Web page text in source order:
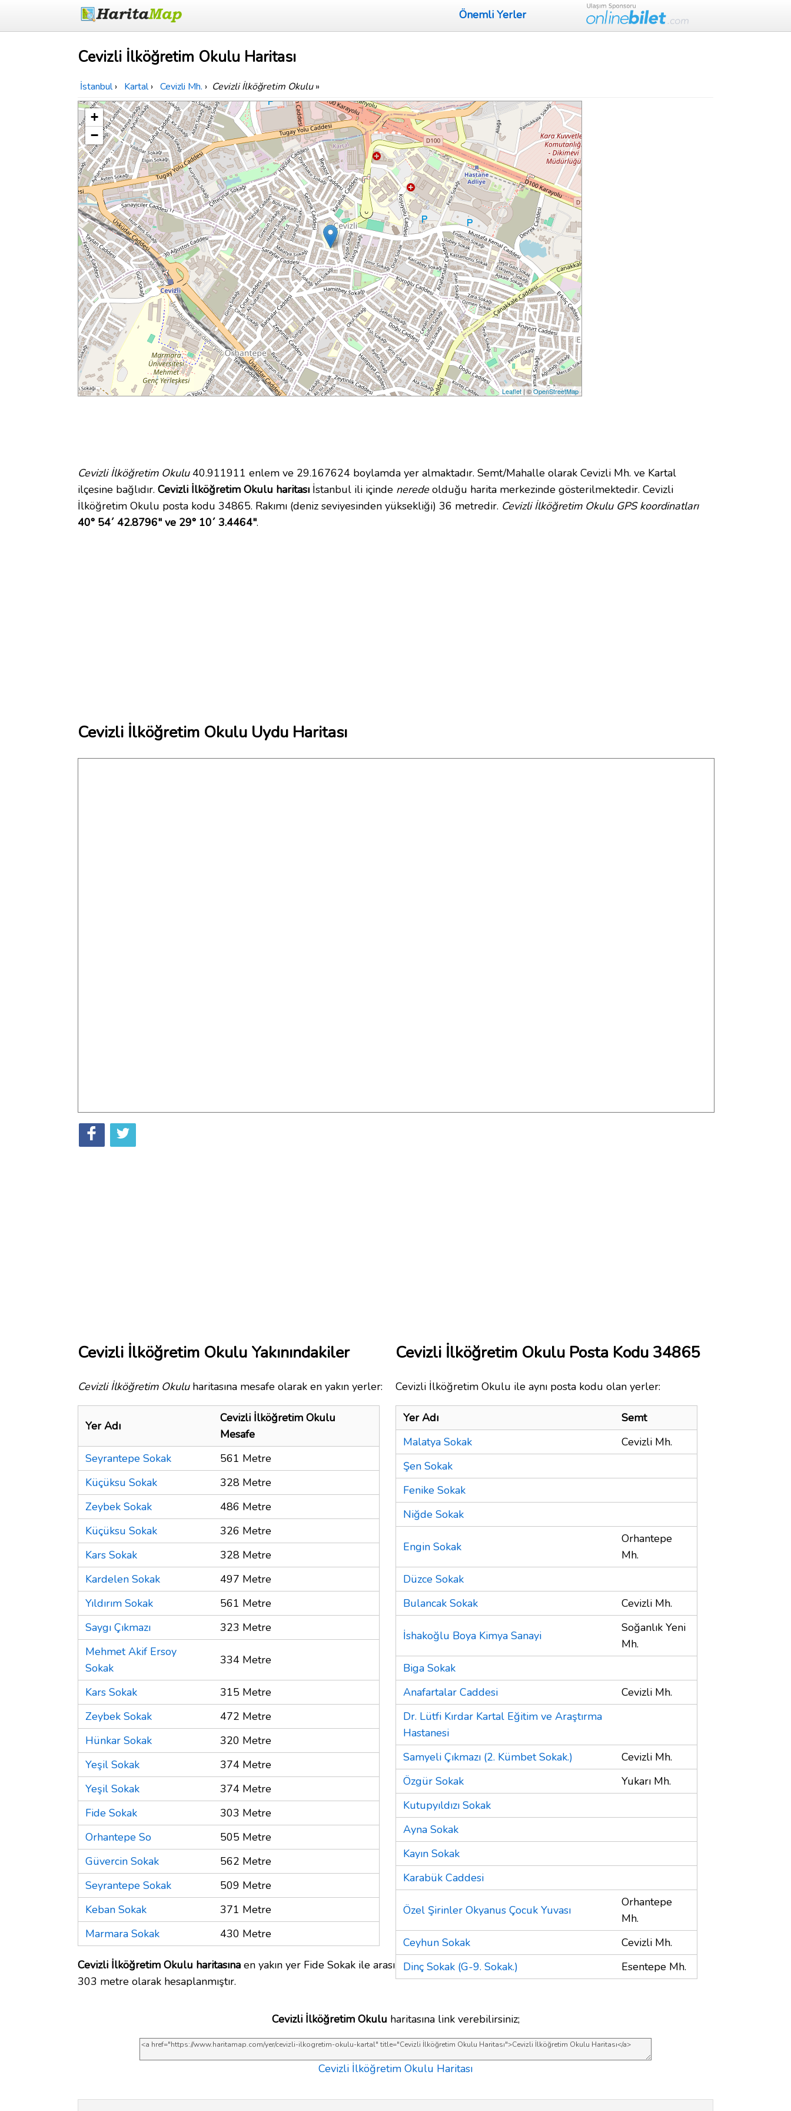
Önemli Yerler
Cevizli İlköğretim Okulu Haritası
İstanbul › Kartal › Cevizli Mh. › Cevizli İlköğretim Okulu»
+
−
Leaflet | ©OpenStreetMap
Cevizli İlköğretim Okulu40.911911 enlem ve 29.167624 boylamda yer almaktadır. Semt/Mahalle olarak Cevizli Mh. ve Kartal
ilçesine bağlıdır. Cevizli İlköğretim Okulu haritası İstanbul ili içinde neredeolduğu harita merkezinde gösterilmektedir. Cevizli
İlköğretim Okulu posta kodu 34865. Rakımı (deniz seviyesinden yüksekliği) 36 metredir. Cevizli İlköğretim Okulu GPS koordinatları
40° 54´ 42.8796" ve 29° 10´ 3.4464".
Cevizli İlköğretim Okulu Uydu Haritası
Cevizli İlköğretim Okulu Yakınındakiler
Cevizli İlköğretim Okuluharitasına mesafe olarak en yakın yerler:
Yer Adı
Cevizli İlköğretim Okulu
Mesafe
Seyrantepe Sokak
561 Metre
Küçüksu Sokak
328 Metre
Zeybek Sokak
486 Metre
Küçüksu Sokak
326 Metre
Kars Sokak
328 Metre
Kardelen Sokak
497 Metre
Yıldırım Sokak
561 Metre
Saygı Çıkmazı
323 Metre
Mehmet Akif Ersoy
Sokak
334 Metre
Kars Sokak
315 Metre
Zeybek Sokak
472 Metre
Hünkar Sokak
320 Metre
Yeşil Sokak
374 Metre
Yeşil Sokak
374 Metre
Fide Sokak
303 Metre
Orhantepe So
505 Metre
Güvercin Sokak
562 Metre
Seyrantepe Sokak
509 Metre
Keban Sokak
371 Metre
Marmara Sokak
430 Metre
Cevizli İlköğretim Okulu haritasına en yakın yer Fide Sokak ile arası
303 metre olarak hesaplanmıştır.
Cevizli İlköğretim Okulu Posta Kodu 34865
Cevizli İlköğretim Okulu ile aynı posta kodu olan yerler:
Yer Adı
Semt
Malatya Sokak
Cevizli Mh.
Şen Sokak
Fenike Sokak
Niğde Sokak
Engin Sokak
Orhantepe
Mh.
Düzce Sokak
Bulancak Sokak
Cevizli Mh.
İshakoğlu Boya Kimya Sanayi
Soğanlık Yeni
Mh.
Biga Sokak
Anafartalar Caddesi
Cevizli Mh.
Dr. Lütfi Kırdar Kartal Eğitim ve Araştırma
Hastanesi
Samyeli Çıkmazı (2. Kümbet Sokak.)
Cevizli Mh.
Özgür Sokak
Yukarı Mh.
Kutupyıldızı Sokak
Ayna Sokak
Kayın Sokak
Karabük Caddesi
Özel Şirinler Okyanus Çocuk Yuvası
Orhantepe
Mh.
Ceyhun Sokak
Cevizli Mh.
Dinç Sokak (G-9. Sokak.)
Esentepe Mh.
Cevizli İlköğretim Okulu haritasına link verebilirsiniz;
Cevizli İlköğretim Okulu Haritası